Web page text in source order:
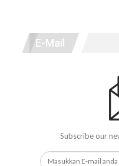
E-Mail
Subscribe our